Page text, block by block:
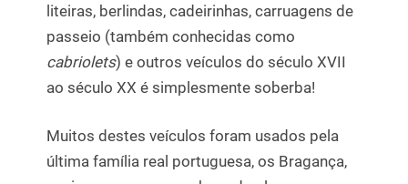
liteiras, berlindas, cadeirinhas, carruagens de
passeio (também conhecidas como
cabriolets) e outros veículos do século XVII
ao século XX é simplesmente soberba!
Muitos destes veículos foram usados pela
última família real portuguesa, os Bragança,